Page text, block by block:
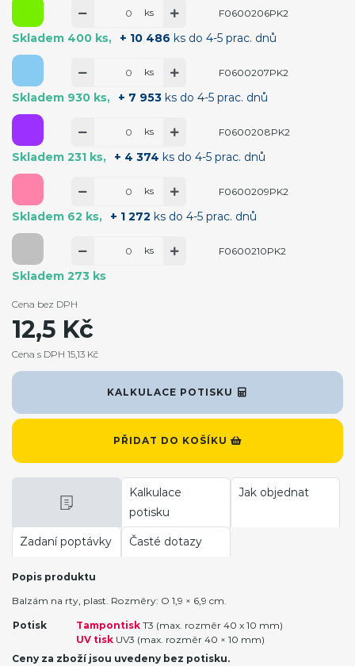
Skladem 400 ks + 10 486 ks do 4-5 prac. dnů
ks F0600206PK2
Skladem 930 ks + 7 953 ks do 4-5 prac. dnů
ks F0600207PK2
Skladem 231 ks + 4 374 ks do 4-5 prac. dnů
ks F0600208PK2
Skladem 62 ks + 1 272 ks do 4-5 prac. dnů
ks F0600209PK2
Skladem 273 ks
ks F0600210PK2
KALKULACE POTISKU
PŘIDAT DO KOŠÍKU
Cena bez DPH
12,5 Kč
Cena s DPH 15,13 Kč
Kalkulace
potisku
Jak objednat
Zadaní poptávky Časté dotazy
Popis produktu
Balzám na rty, plast. Rozměry: O 1,9 × 6,9 cm.
Potisk Tampontisk T3 (max. rozměr 40 x 10 mm)
UV tisk UV3 (max. rozměr 40 × 10 mm)
Ceny za zboží jsou uvedeny bez potisku.